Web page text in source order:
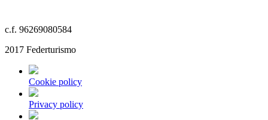
c.f. 96269080584
2017 Federturismo
Cookie policy
Privacy policy